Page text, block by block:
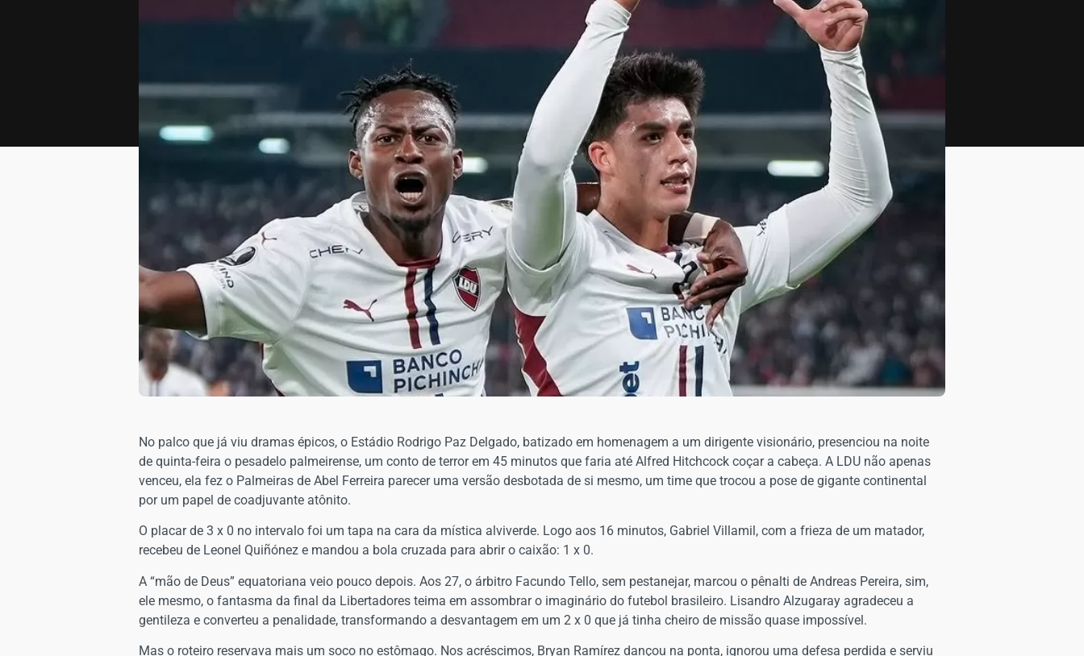
No palco que já viu dramas épicos, o Estádio Rodrigo Paz Delgado, batizado em homenagem a um dirigente visionário, presenciou na noite
de quinta-feira o pesadelo palmeirense, um conto de terror em 45 minutos que faria até Alfred Hitchcock coçar a cabeça. A LDU não apenas
venceu, ela fez o Palmeiras de Abel Ferreira parecer uma versão desbotada de si mesmo, um time que trocou a pose de gigante continental
por um papel de coadjuvante atônito.
O placar de 3 x 0 no intervalo foi um tapa na cara da mística alviverde. Logo aos 16 minutos, Gabriel Villamil, com a frieza de um matador,
recebeu de Leonel Quiñónez e mandou a bola cruzada para abrir o caixão: 1 x 0.
A “mão de Deus” equatoriana veio pouco depois. Aos 27, o árbitro Facundo Tello, sem pestanejar, marcou o pênalti de Andreas Pereira, sim,
ele mesmo, o fantasma da final da Libertadores teima em assombrar o imaginário do futebol brasileiro. Lisandro Alzugaray agradeceu a
gentileza e converteu a penalidade, transformando a desvantagem em um 2 x 0 que já tinha cheiro de missão quase impossível.
Mas o roteiro reservava mais um soco no estômago. Nos acréscimos, Bryan Ramírez dançou na ponta, ignorou uma defesa perdida e serviu